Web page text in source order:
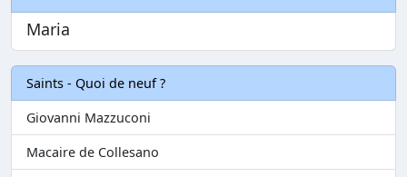
Maria
Saints - Quoi de neuf ?
Giovanni Mazzuconi
Macaire de Collesano